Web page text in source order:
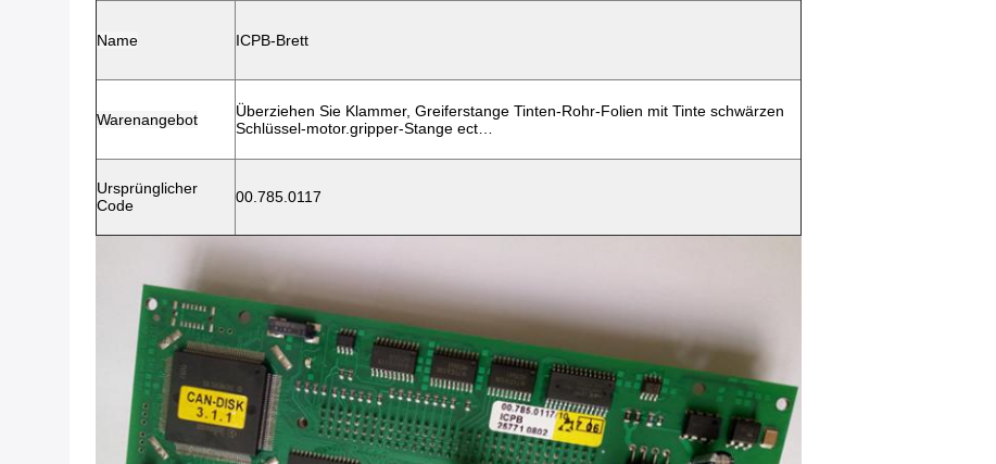
Name ICPB-Brett
Warenangebot
Überziehen Sie Klammer, Greiferstange Tinten-Rohr-Folien mit Tinte schwärzen
Schlüssel-motor.gripper-Stange ect…
Ursprünglicher
Code
00.785.0117